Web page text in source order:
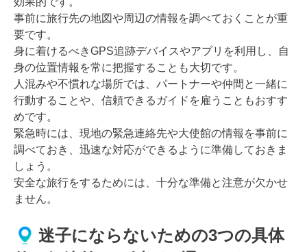
事前に旅行先の地図や周辺の情報を調べておくことが重
要です。
身に着けるべきGPS追跡デバイスやアプリを利用し、自
身の位置情報を常に把握することも大切です。
人混みや不慣れな場所では、パートナーや仲間と一緒に
行動することや、信頼できるガイドを雇うこともおすす
めです。
緊急時には、現地の緊急連絡先や大使館の情報を事前に
調べておき、迅速な対応ができるように準備しておきま
しょう。
安全な旅行をするためには、十分な準備と注意が欠かせ
ません。
迷子にならないための3つの具体